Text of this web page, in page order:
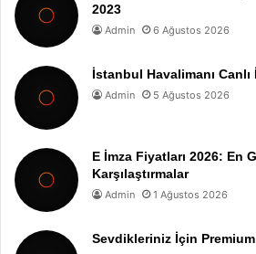
2023
Admin 6 Ağustos 2026
İstanbul Havalimanı Canlı
Admin 5 Ağustos 2026
E İmza Fiyatları 2026: En
Karşılaştırmalar
Admin 1 Ağustos 2026
Sevdikleriniz İçin